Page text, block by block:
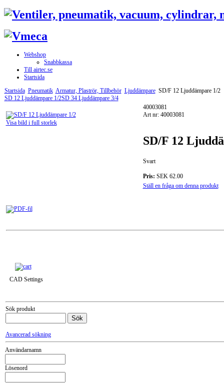
Webshop
Snabbkassa
Till airtec.se
Startsida
Startsida Pneumatik Armatur, Plaströr, Tillbehör Ljuddämpare SD/F 12 Ljuddämpare 1/2
SD 12 Ljuddämpare 1/2SD 34 Ljuddämpare 3/4
Visa bild i full storlek
40003081
Art nr: 40003081
SD/F 12
Svart
Pris: SEK 62.00
Ställ en fråga om denna produkt
CAD Settings
Sök produkt
Avancerad sökning
Användarnamn
Lösenord